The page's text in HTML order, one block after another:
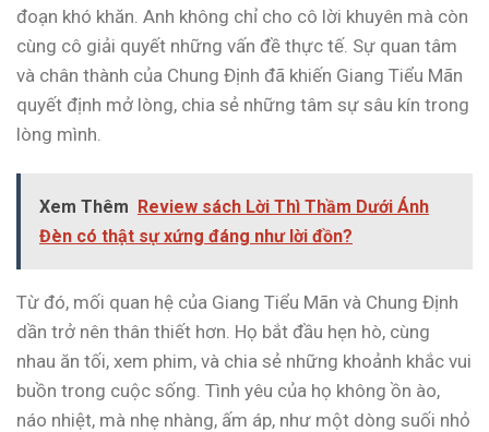
đoạn khó khăn. Anh không chỉ cho cô lời khuyên mà còn
cùng cô giải quyết những vấn đề thực tế. Sự quan tâm
và chân thành của Chung Định đã khiến Giang Tiểu Mãn
quyết định mở lòng, chia sẻ những tâm sự sâu kín trong
lòng mình.
Xem Thêm Review sách Lời Thì Thầm Dưới Ánh
Đèn có thật sự xứng đáng như lời đồn?
Từ đó, mối quan hệ của Giang Tiểu Mãn và Chung Định
dần trở nên thân thiết hơn. Họ bắt đầu hẹn hò, cùng
nhau ăn tối, xem phim, và chia sẻ những khoảnh khắc vui
buồn trong cuộc sống. Tình yêu của họ không ồn ào,
náo nhiệt, mà nhẹ nhàng, ấm áp, như một dòng suối nhỏ